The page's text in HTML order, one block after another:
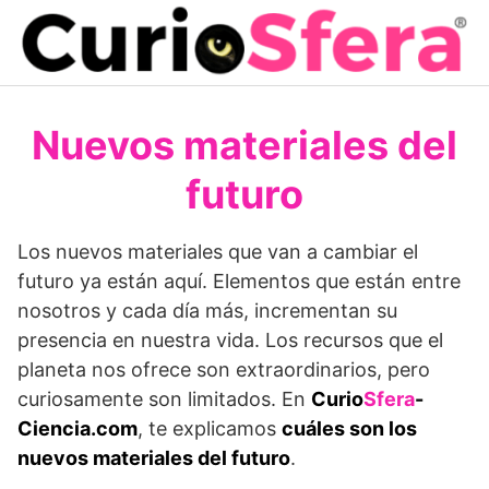
Saltar
contenido
Nuevos materiales del
futuro
Los nuevos materiales que van a cambiar el
futuro ya están aquí. Elementos que están entre
nosotros y cada día más, incrementan su
presencia en nuestra vida. Los recursos que el
planeta nos ofrece son extraordinarios, pero
curiosamente son limitados. En CurioSfera-
Ciencia.com, te explicamos cuáles son los
nuevos materiales del futuro.